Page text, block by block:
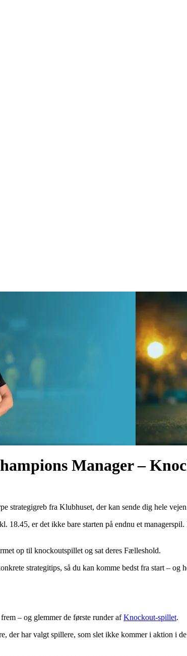
Manager –
strategigreb fra Klubhuset, der kan sende dig hele
18.45, er det ikke bare starten på endnu et
op til knockoutspillet og sat deres Fælleshold.
strategitips, så du kan komme bedst fra start – og
– og glemmer de første runder afKnockout-spillet.
der har valgt spillere, som slet ikke kommer i aktion i